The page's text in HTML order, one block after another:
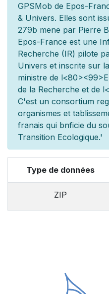
GPSMob de Epos-
& Univers. Elles sont
279b mene par Pierre
Epos-France est une
Recherche (IR) pilote
Univers et inscrite sur
ministre de l
de la Recherche et de l
C'est un consortium
organismes et
franais qui bnficie du
Transition Ecologique.'
Type de données
ZIP